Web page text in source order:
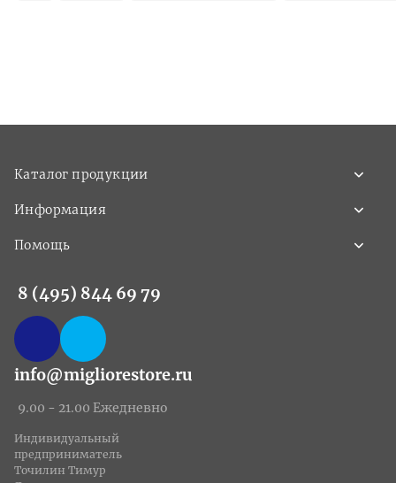
Каталог продукции
Информация
Помощь
8 (495) 844 69 79
info@migliorestore.ru
9.00 - 21.00 Ежедневно
Индивидуальный
предприниматель
Точилин Тимур